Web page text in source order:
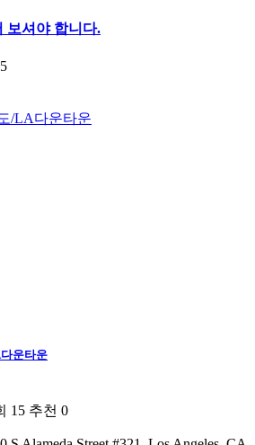
보셔야 합니다.
운타운
15 추천 0